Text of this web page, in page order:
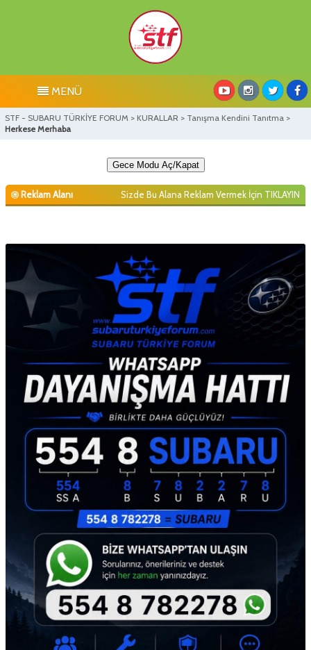
MENÜ
STF - SUBARU TÜRKİYE FORUM > KURALLAR > Tanışma Kendini Tanıtma >
Herkese Merhaba
Gece Modu Aç/Kapat
Reklam Alanı Sizde Bu Alana Reklam Vermek İçin TIKLAYIN